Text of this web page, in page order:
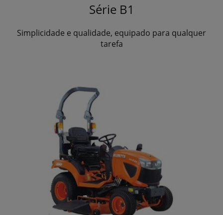
Série B1
Simplicidade e qualidade, equipado para qualquer
tarefa